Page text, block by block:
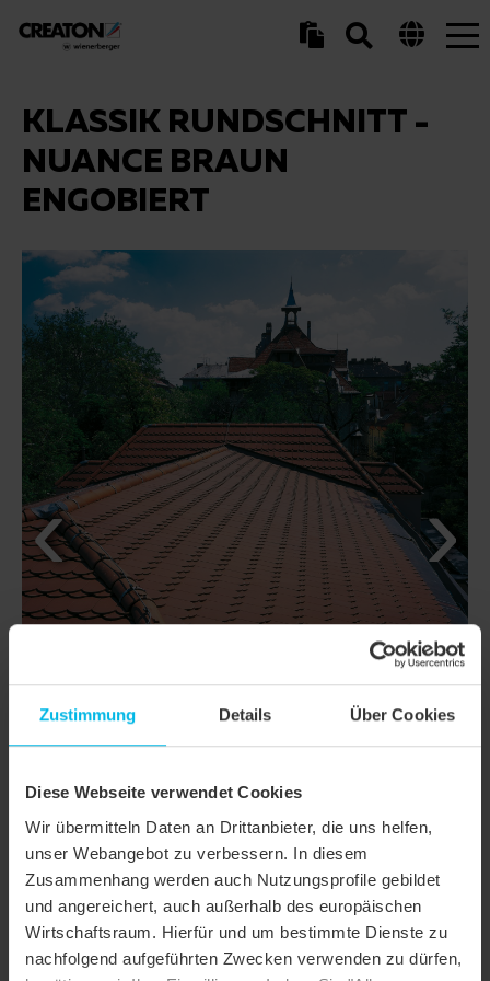
Zustimmung Details Über Cookies
Diese Webseite verwendet Cookies
Wir übermitteln Daten an Drittanbieter, die uns helfen,
unser Webangebot zu verbessern. In diesem
Zusammenhang werden auch Nutzungsprofile gebildet
und angereichert, auch außerhalb des europäischen
Wirtschaftsraum. Hierfür und um bestimmte Dienste zu
nachfolgend aufgeführten Zwecken verwenden zu dürfen,
KLASSIK RUNDSCHNITT -
NUANCE BRAUN
ENGOBIERT
DETAILS
MODELL KLASSIK RUNDSCHNITT
Produktfamilie Biberschwanzziegel KLASSIK